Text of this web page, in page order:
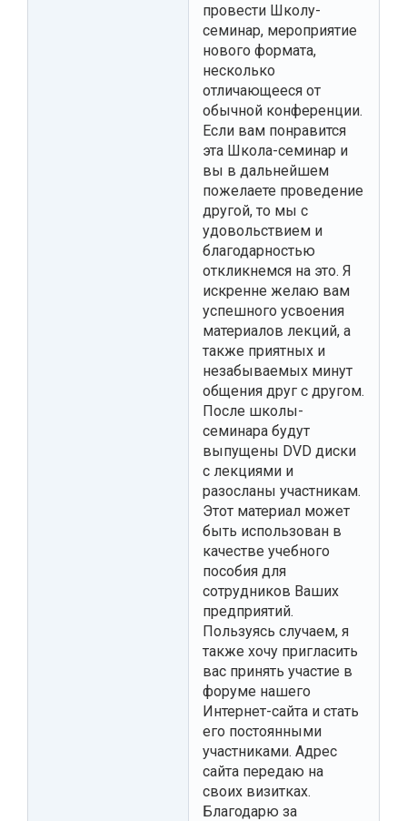
провести Школу-
семинар, мероприятие
нового формата,
несколько
отличающееся от
обычной конференции.
Если вам понравится
эта Школа-семинар и
вы в дальнейшем
пожелаете проведение
другой, то мы с
удовольствием и
благодарностью
откликнемся на это. Я
искренне желаю вам
успешного усвоения
материалов лекций, а
также приятных и
незабываемых минут
общения друг с другом.
После школы-
семинара будут
выпущены DVD диски
с лекциями и
разосланы участникам.
Этот материал может
быть использован в
качестве учебного
пособия для
сотрудников Ваших
предприятий.
Пользуясь случаем, я
также хочу пригласить
вас принять участие в
форуме нашего
Интернет-сайта и стать
его постоянными
участниками. Адрес
сайта передаю на
своих визитках.
Благодарю за